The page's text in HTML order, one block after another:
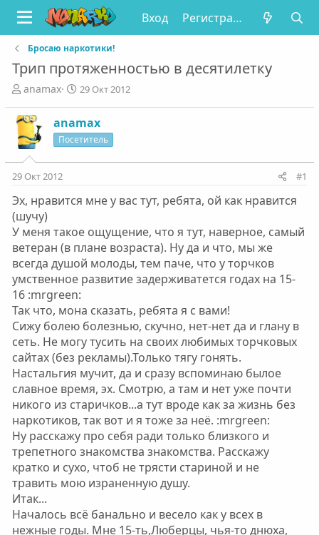
Вход Регистрация
Бросаю наркотики!
Трип протяженностью в десятилетку
А
т
р
т
м
ы
anamax
Д
а
н
л
29 Окт 2012
anamax
Посетитель
29 Окт 2012 #1
Эх, нравится мне у вас тут, ребята, ой как нравится
(шучу)
У меня такое ощущение, что я тут, наверное, самый
ветеран (в плане возраста). Ну да и что, мы же
всегда душой молоды, тем паче, что у торчков
умственное развитие задерживатется годах на 15-
16 :mrgreen:
Так что, мона сказать, ребята я с вами!
Сижу болею болезнью, скучно, нет-нет да и глану в
сеть. Не могу тусить на своих любимых торчковых
сайтах (без рекламы).Только тягу гонять.
Настальгия мучит, да и сразу вспоминаю былое
славное время, эх. Смотрю, а там и нет уже почти
никого из старичков...а тут вроде как за жизнь без
наркотиков, так вот и я тоже за неё. :mrgreen:
Ну расскажу про себя ради только близкого и
трепетного знакомства знакомства. Расскажу
кратко и сухо, чтоб не трясти стариной и не
травить мою израненную душу.
Итак...
Началось всё банально и весело как у всех в
нежные годы. Мне 15-ть,Люберцы, чья-то днюха,